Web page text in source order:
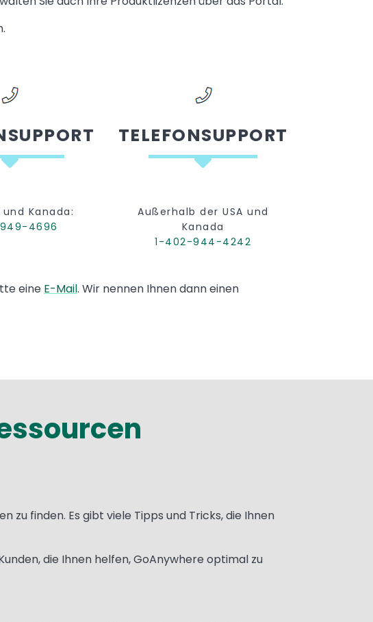
und Kanada:
4696
TELEFONSUPPORT
Außerhalb der USA und
Kanada
1-402-944-4242
eine E-Mail. Wir nennen Ihnen dann einen
zu finden. Es gibt viele Tipps und Tricks, die Ihnen
die Ihnen helfen, GoAnywhere optimal zu